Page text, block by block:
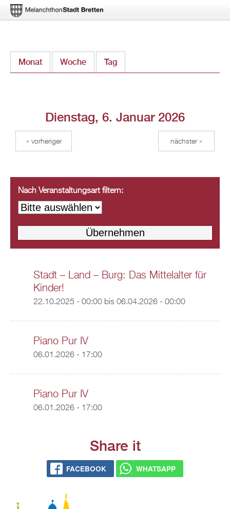
zum
Monat Woche Tag
Dienstag, 6. Januar 2026
« vorheriger nächster »
Nach Veranstaltungsart filtern:
Stadt – Land – Burg: Das Mittelalter für
Kinder!
22.10.2025 - 00:00bis 06.04.2026 - 00:00
Piano Pur IV
06.01.2026 - 17:00
Piano Pur IV
06.01.2026 - 17:00
Share it
FACEBOOK WHATSAPP